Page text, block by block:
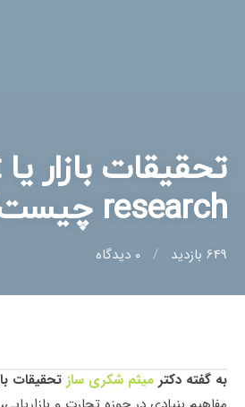
research چیست؟
649 بازدید 0 دیدگاه
به گفته دکتر میثم شکری ساز تحقیقات